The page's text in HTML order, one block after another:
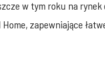
w tym roku na
zapewniające